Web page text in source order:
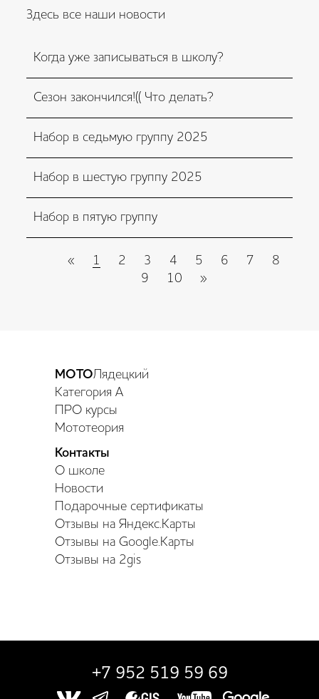
Здесь все наши новости
Когда уже записываться в школу?
Сезон закончился!(( Что делать?
Набор в седьмую группу 2025
Набор в шестую группу 2025
Набор в пятую группу
« 1 2 3 4 5 6 7
8
9
10 »
МОТОЛядецкий
Категория А
ПРО курсы
Мототеория
Контакты
О школе
Новости
Подарочные сертификаты
Отзывы на Яндекс.Карты
Отзывы на Google.Карты
Отзывы на 2gis
+7 952 519 59 69